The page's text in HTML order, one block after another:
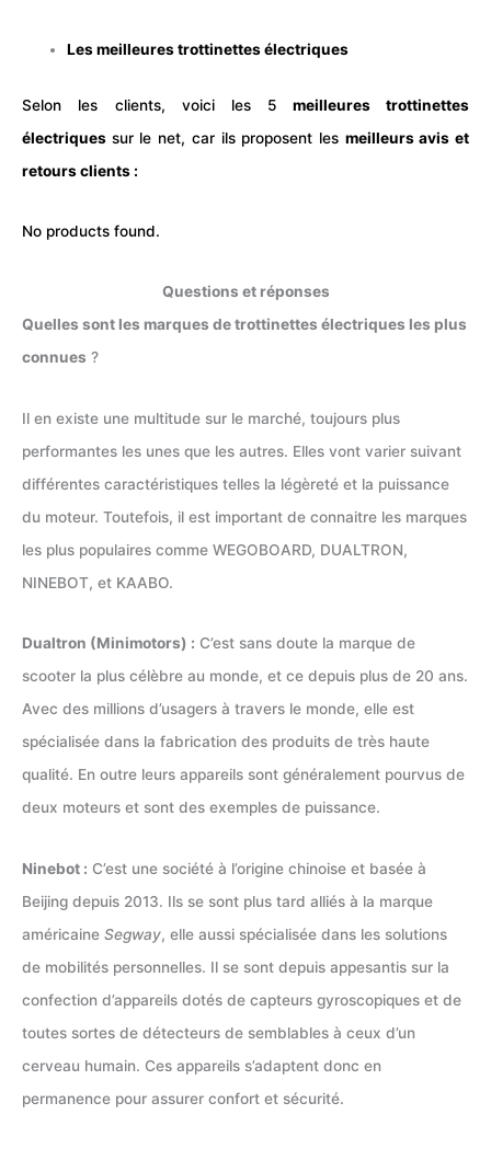
Les meilleures trottinettes électriques
Selon les clients, voici les 5 meilleures trottinettes
électriques sur le net, car ils proposent les meilleurs avis et
retours clients :
No products found.
Questions et réponses
Quelles sont les marques de trottinettes électriques les plus
connues ?
Il en existe une multitude sur le marché, toujours plus
performantes les unes que les autres. Elles vont varier suivant
différentes caractéristiques telles la légèreté et la puissance
du moteur. Toutefois, il est important de connaitre les marques
les plus populaires comme WEGOBOARD, DUALTRON,
NINEBOT, et KAABO.
Dualtron (Minimotors) : C’est sans doute la marque de
scooter la plus célèbre au monde, et ce depuis plus de 20 ans.
Avec des millions d’usagers à travers le monde, elle est
spécialisée dans la fabrication des produits de très haute
qualité. En outre leurs appareils sont généralement pourvus de
deux moteurs et sont des exemples de puissance.
Ninebot : C’est une société à l’origine chinoise et basée à
Beijing depuis 2013. Ils se sont plus tard alliés à la marque
américaine Segway, elle aussi spécialisée dans les solutions
de mobilités personnelles. Il se sont depuis appesantis sur la
confection d’appareils dotés de capteurs gyroscopiques et de
toutes sortes de détecteurs de semblables à ceux d’un
cerveau humain. Ces appareils s’adaptent donc en
permanence pour assurer confort et sécurité.